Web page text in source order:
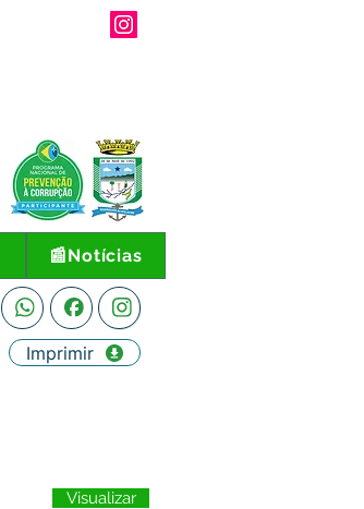
📰Notícias
Imprimir
Visualizar